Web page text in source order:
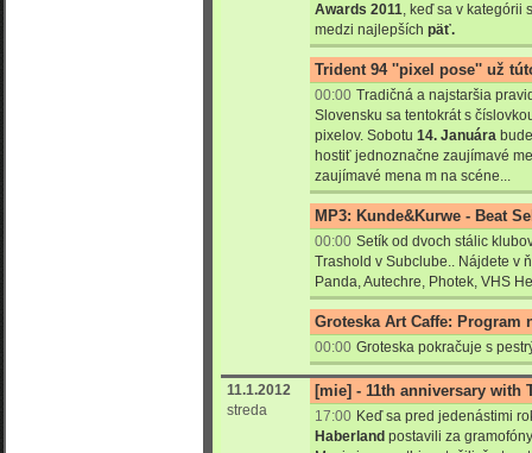
Awards 2011, keď sa v kategórii
medzi najlepších päť.
Trident 94 ''pixel pose'' už
00:00 Tradičná a najstaršia
Slovensku sa tentokrát s
pixelov. Sobotu 14. Januára
hostiť jednoznačne zaujímavé
zaujímavé mena m na scéne...
MP3: Kunde&Kurwe - Beat
00:00 Setík od dvoch stálic
Trashold v Subclube.. Nájdete v
Panda, Autechre, Photek, VHS
Groteska Art Caffe: Program
00:00 Groteska pokračuje s
11.1.2012
streda
[mie] - 11th anniversary with
17:00 Keď sa pred jedenástimi
Haberland postavili za